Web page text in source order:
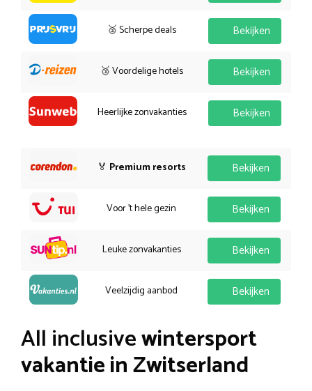
🥈 Scherpe deals Bekijken
🥉 Voordelige hotels Bekijken
Heerlijke zonvakanties Bekijken
🏅 Premium resorts Bekijken
Voor 't hele gezin Bekijken
Leuke zonvakanties Bekijken
Veelzijdig aanbod Bekijken
All inclusivewintersport
vakantie in Zwitserland